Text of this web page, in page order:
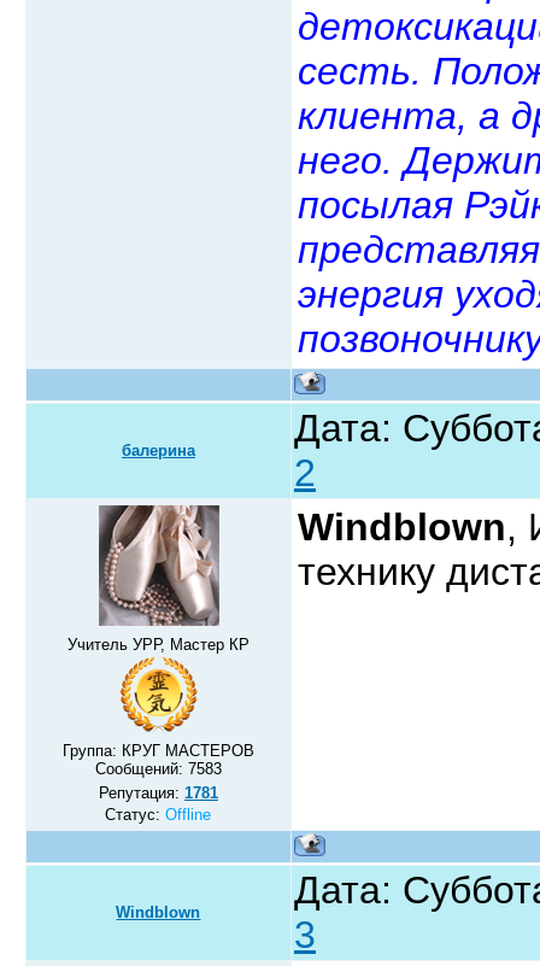
сесть.
клиента, а
него.
посылая
энергия
балерина
Дата:
2
Учитель УРР, Мастер КР
Группа: КРУГ МАСТЕРОВ
Сообщений: 7583
Репутация: 1781
Статус:Offline
Windblown,
технику
Windblown
Дата:
3